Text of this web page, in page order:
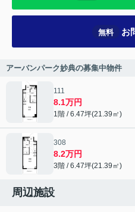
無料 お
アーバンパーク妙典の募集中物件
111
8.1万円
1階 / 6.47坪(21.39㎡)
308
8.2万円
3階 / 6.47坪(21.39㎡)
周辺施設